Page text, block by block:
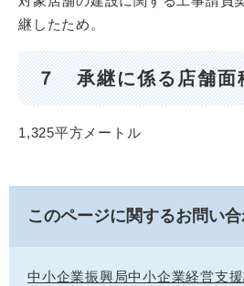
継したため。
７ 承継に係る店舗面
1,325平方メートル
このページに関するお問い
中小企業振興局中小企業経営支